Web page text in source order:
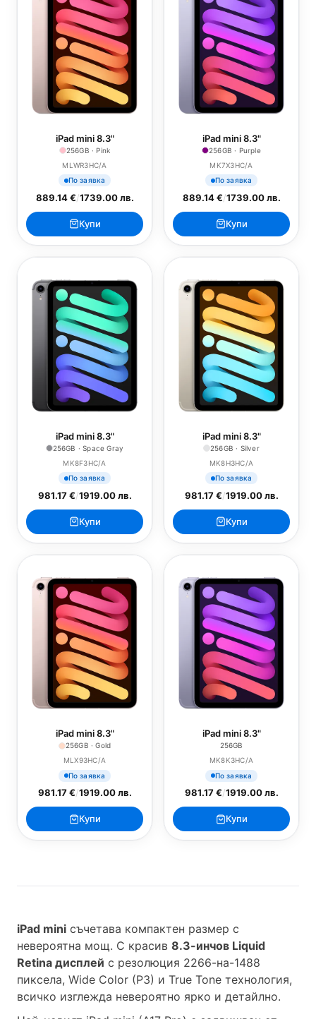
iPad mini 8.3"
256GB · Pink
MLWR3HC/A
По заявка
889.14 €/1739.00 лв.
Купи
iPad mini 8.3"
256GB · Purple
MK7X3HC/A
По заявка
889.14 €/1739.00 лв.
Купи
iPad mini 8.3"
256GB · Space Gray
MK8F3HC/A
По заявка
981.17 €/1919.00 лв.
Купи
iPad mini 8.3"
256GB · Silver
MK8H3HC/A
По заявка
981.17 €/1919.00 лв.
Купи
iPad mini 8.3"
256GB · Gold
MLX93HC/A
По заявка
981.17 €/1919.00 лв.
Купи
iPad mini 8.3"
256GB
MK8K3HC/A
По заявка
981.17 €/1919.00 лв.
Купи
iPad mini съчетава компактен размер с
невероятна мощ. С красив 8.3-инчов Liquid
Retina дисплей с резолюция 2266-на-1488
пиксела, Wide Color (P3) и True Tone технология,
всичко изглежда невероятно ярко и детайлно.